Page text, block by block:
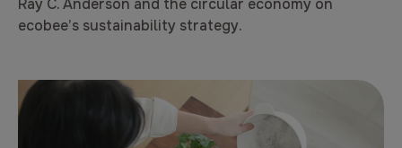
Ray C. Anderson and the circular economy on
ecobee’s sustainability strategy.